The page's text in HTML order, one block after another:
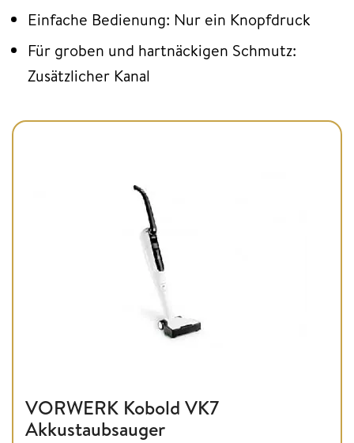
Einfache Bedienung: Nur ein Knopfdruck
Für groben und hartnäckigen Schmutz:
Zusätzlicher Kanal
VORWERK Kobold VK7
Akkustaubsauger